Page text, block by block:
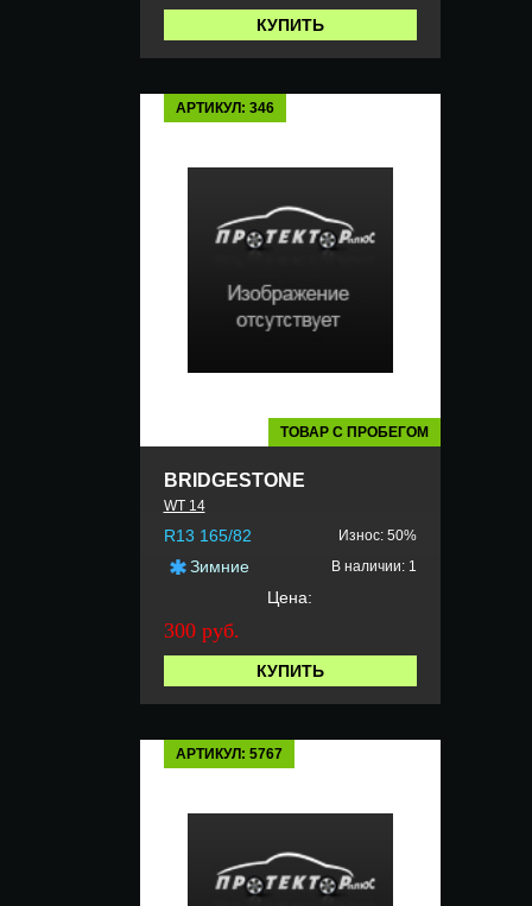
КУПИТЬ
АРТИКУЛ: 346
ТОВАР С ПРОБЕГОМ
BRIDGESTONE
WT 14
R13 165/82 Износ: 50%
Зимние В наличии: 1
Цена:
300 руб.
КУПИТЬ
АРТИКУЛ: 5767